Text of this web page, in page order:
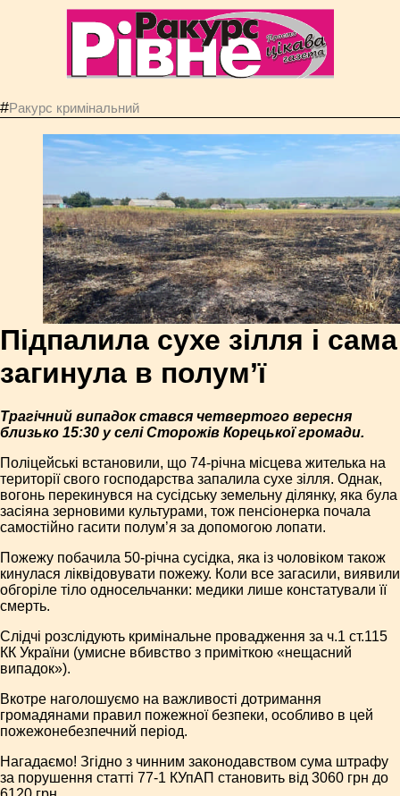
#Ракурс кримінальний
Підпалила сухе зілля і сама
загинула в полум’ї
Трагічний випадок стався четвертого вересня
близько 15:30 у селі Сторожів Корецької громади.
Поліцейські встановили, що 74-річна місцева жителька на
території свого господарства запалила сухе зілля. Однак,
вогонь перекинувся на сусідську земельну ділянку, яка була
засіяна зерновими культурами, тож пенсіонерка почала
самостійно гасити полум’я за допомогою лопати.
Пожежу побачила 50-річна сусідка, яка із чоловіком також
кинулася ліквідовувати пожежу. Коли все загасили, виявили
обгоріле тіло односельчанки: медики лише констатували її
смерть.
Слідчі розслідують кримінальне провадження за ч.1 ст.115
КК України (умисне вбивство з приміткою «нещасний
випадок»).
Вкотре наголошуємо на важливості дотримання
громадянами правил пожежної безпеки, особливо в цей
пожежонебезпечний період.
Нагадаємо! Згідно з чинним законодавством сума штрафу
за порушення статті 77-1 КУпАП становить від 3060 грн до